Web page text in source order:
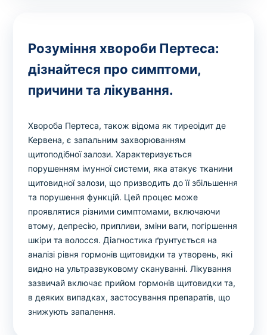
Розуміння хвороби Пертеса:
дізнайтеся про симптоми,
причини та лікування.
Хвороба Пертеса, також відома як тиреоідит де
Кервена, є запальним захворюванням
щитоподібної залози. Характеризується
порушенням імунної системи, яка атакує тканини
щитовидної залози, що призводить до її збільшення
та порушення функцій. Цей процес може
проявлятися різними симптомами, включаючи
втому, депресію, припливи, зміни ваги, погіршення
шкіри та волосся. Діагностика ґрунтується на
аналізі рівня гормонів щитовидки та утворень, які
видно на ультразвуковому скануванні. Лікування
зазвичай включає прийом гормонів щитовидки та,
в деяких випадках, застосування препаратів, що
знижують запалення.